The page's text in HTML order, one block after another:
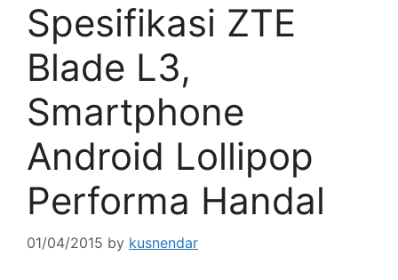
Spesifikasi ZTE
Blade L3,
Smartphone
Android Lollipop
Performa Handal
01/04/2015 by kusnendar